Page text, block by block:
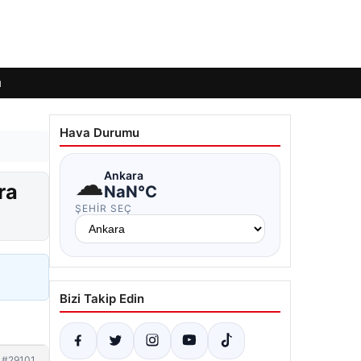
Hava Durumu
☁Ankara
NaN°C
ŞEHIR SEÇ
Bizi Takip Edin